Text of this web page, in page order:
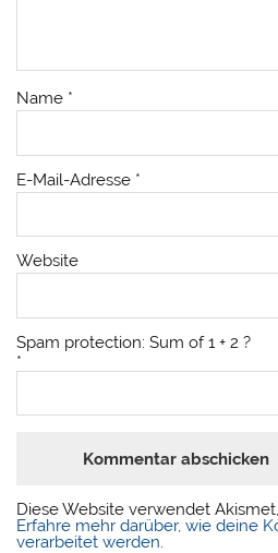
Name *
E-Mail-Adresse *
Website
Spam protection: Sum of 1 + 2 ?
*
Diese Website verwendet
Erfahre mehr darüber, wie deine
verarbeitet werden.